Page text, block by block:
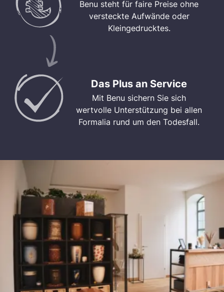
Benu steht für faire Preise ohne
versteckte Aufwände oder
Kleingedrucktes.
Das Plus an Service
Mit Benu sichern Sie sich
wertvolle Unterstützung bei allen
Formalia rund um den Todesfall.